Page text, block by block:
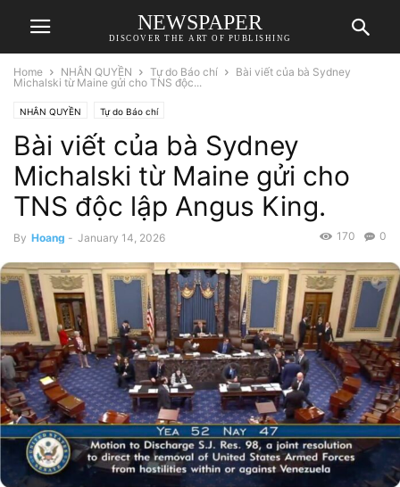
NEWSPAPER
DISCOVER THE ART OF PUBLISHING
Home NHÂN QUYỀN Tự do Báo chí
Bài viết của bà Sydney
Michalski từ Maine gửi cho TNS độc...
NHÂN QUYỀN Tự do Báo chí
Bài viết của bà Sydney
Michalski từ Maine gửi cho
TNS độc lập Angus King.
By Hoang - January 14, 2026 0
170